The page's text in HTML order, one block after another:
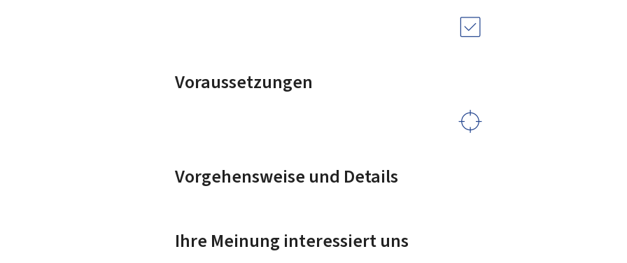
Voraussetzungen
Vorgehensweise und Details
Ihre Meinung interessiert uns